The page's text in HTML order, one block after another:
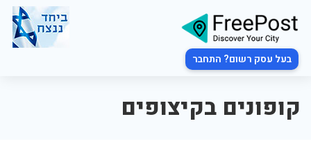
בעל עסק רשום? התחבר
קופונים בקיצופים